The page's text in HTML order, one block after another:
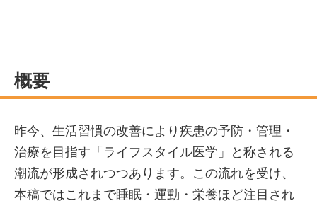
概要
昨今、生活習慣の改善により疾患の予防・管理・
治療を目指す「ライフスタイル医学」と称される
潮流が形成されつつあります。この流れを受け、
本稿ではこれまで睡眠・運動・栄養ほど注目され